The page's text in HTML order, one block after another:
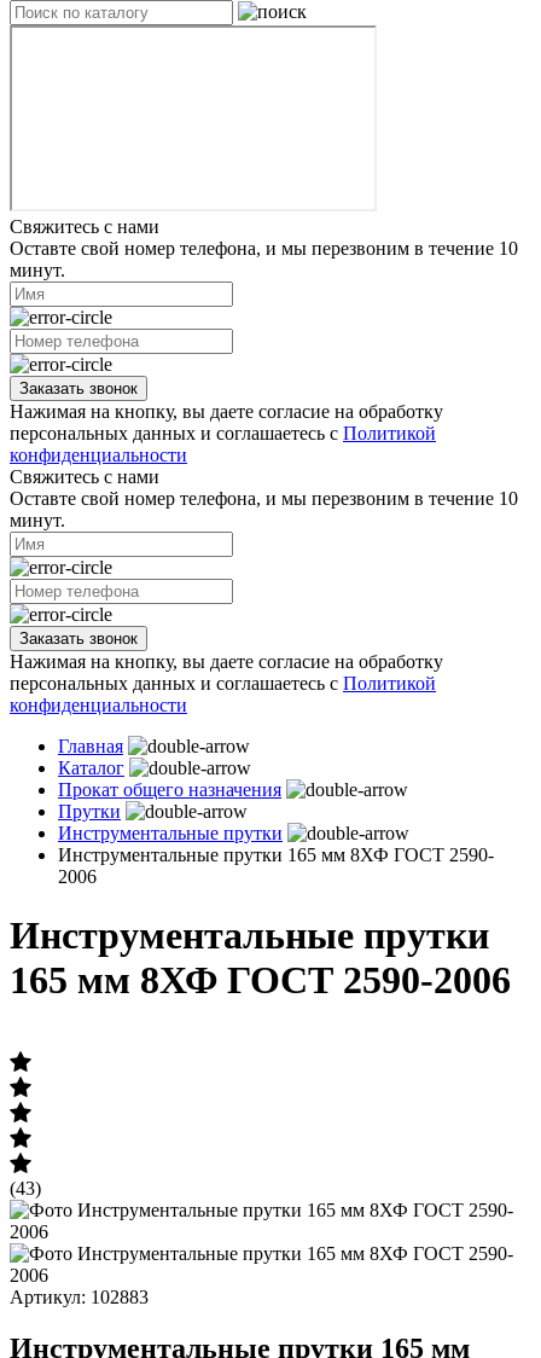
Свяжитесь с нами
Оставте свой номер телефона, и мы перезвоним в течение 10
минут.
Заказать звонок
Нажимая на кнопку, вы даете согласие на обработку
персональных данных и соглашаетесь с Политикой
конфиденциальности
Свяжитесь с нами
Оставте свой номер телефона, и мы перезвоним в течение 10
минут.
Заказать звонок
Нажимая на кнопку, вы даете согласие на обработку
персональных данных и соглашаетесь с Политикой
конфиденциальности
Главная
Каталог
Прокат общего назначения
Прутки
Инструментальные прутки
Инструментальные прутки 165 мм 8ХФ ГОСТ 2590-
2006
Инструментальные прутки
165 мм 8ХФ ГОСТ 2590-2006
(43)
Артикул: 102883
Инструментальные прутки 165 мм